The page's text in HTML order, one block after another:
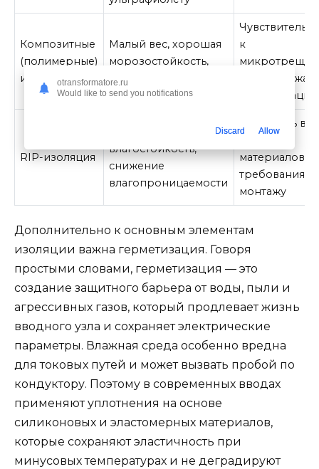
Композитные
(полимерные)
изоляторы
Малый вес, хорошая
морозостойкость,
ударная прочность
к
без
герметизации
RIP-изоляция
влагостойкость,
снижение
влагопроницаемости
Стоимость
материалов,
требования к
монтажу
Дополнительно к основным элементам
изоляции важна герметизация. Говоря
простыми словами, герметизация — это
создание защитного барьера от воды, пыли и
агрессивных газов, который продлевает жизнь
вводного узла и сохраняет электрические
параметры. Влажная среда особенно вредна
для токовых путей и может вызвать пробой по
кондуктору. Поэтому в современных вводах
применяют уплотнения на основе
силиконовых и эластомерных материалов,
которые сохраняют эластичность при
минусовых температурах и не деградируют
otransformatore.ru
Would like to send you notifications
Discard Allow